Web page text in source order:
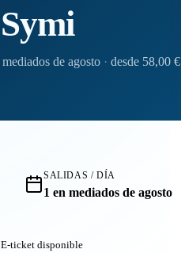
de agosto · desde 58,00 €
SALIDAS / DÍA
1 en mediados de agosto
E-ticket disponible